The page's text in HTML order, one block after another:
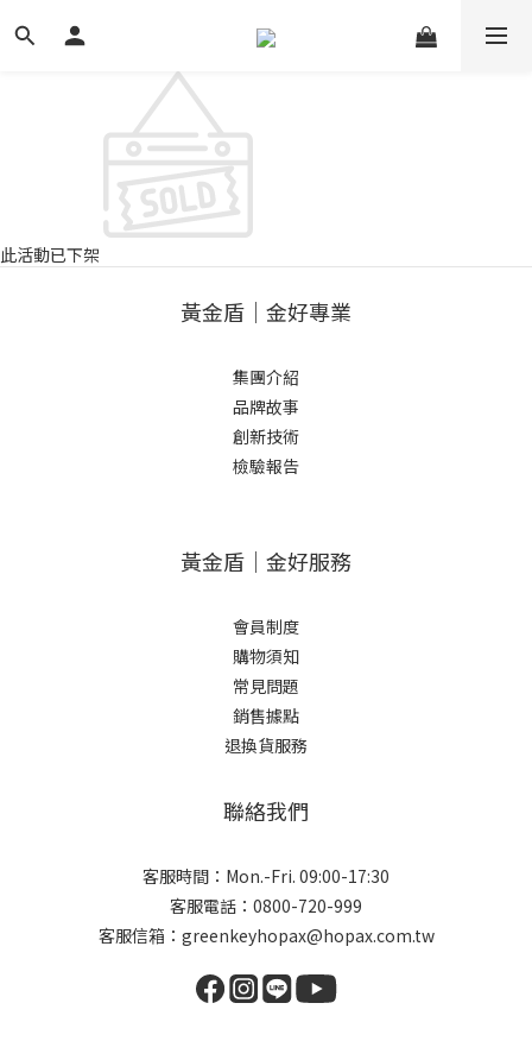
此活動已下架
黃金盾｜金好專業
集團介紹
品牌故事
創新技術
檢驗報告
黃金盾｜金好服務
會員制度
購物須知
常見問題
銷售據點
退換貨服務
聯絡我們
客服時間：Mon.-Fri. 09:00-17:30
客服電話：0800-720-999
客服信箱：greenkeyhopax@hopax.com.tw